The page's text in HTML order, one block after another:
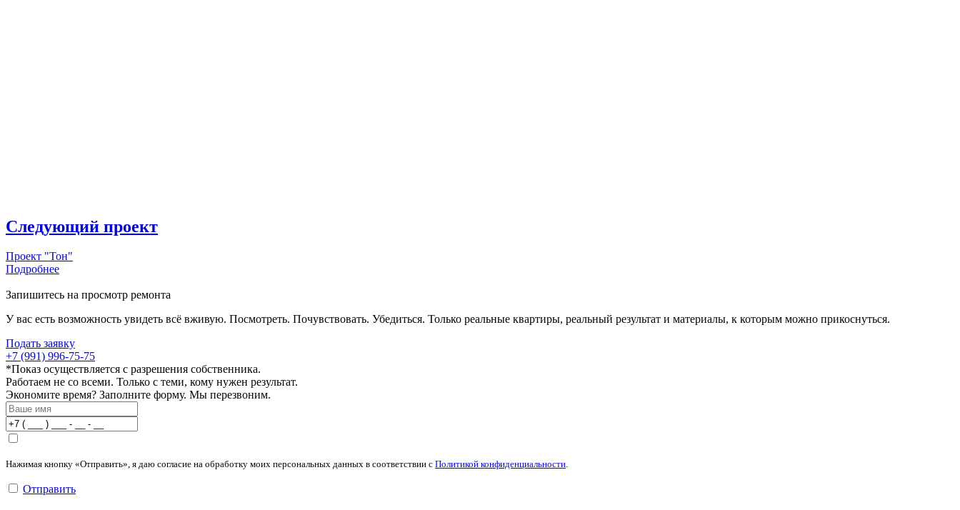
Следующий проект
Проект "Тон"
Подробнее
Запишитесь на просмотр ремонта
У вас есть возможность увидеть всё вживую. Посмотреть. Почувствовать. Убедиться. Только реальные квартиры, реальный результат и материалы, к которым можно прикоснуться.
Подать заявку
+7 (991) 996-75-75
*Показ осуществляется с разрешения собственника.
Работаем не со всеми. Только с теми, кому нужен результат.
Экономите время? Заполните форму. Мы перезвоним.
Нажимая кнопку «Отправить», я даю согласие на обработку моих персональных данных в соответствии с Политикой конфиденциальности.
Отправить